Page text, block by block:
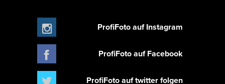
ProfiFoto auf Instagram
ProfiFoto auf Facebook
ProfiFoto auf twitter folgen